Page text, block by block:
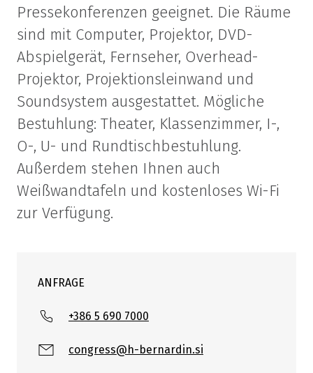
Pressekonferenzen geeignet. Die Räume
sind mit Computer, Projektor, DVD-
Abspielgerät, Fernseher, Overhead-
Projektor, Projektionsleinwand und
Soundsystem ausgestattet. Mögliche
Bestuhlung: Theater, Klassenzimmer, I-,
O-, U- und Rundtischbestuhlung.
Außerdem stehen Ihnen auch
Weißwandtafeln und kostenloses Wi-Fi
zur Verfügung.
ANFRAGE
+386 5 690 7000
congress@h-bernardin.si